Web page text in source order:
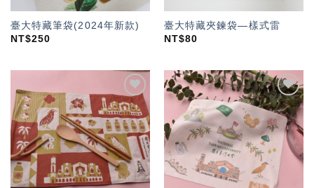
臺大特藏筆袋(2024年新款)
NT$250
臺大特藏夾鍊袋—樣式雷
NT$80
加入
「願
望輕
單」
加入
「願
望輕
單」